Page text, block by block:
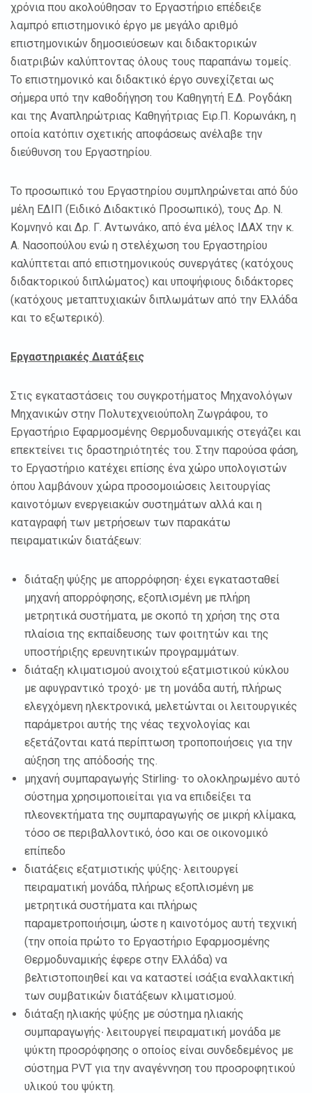
χρόνια που ακολούθησαν το Εργαστήριο επέδειξε
λαμπρό επιστημονικό έργο με μεγάλο αριθμό
επιστημονικών δημοσιεύσεων και διδακτορικών
διατριβών καλύπτοντας όλους τους παραπάνω τομείς.
Το επιστημονικό και διδακτικό έργο συνεχίζεται ως
σήμερα υπό την καθοδήγηση του Καθηγητή Ε.Δ. Ρογδάκη
και της Αναπληρώτριας Καθηγήτριας Ειρ.Π. Κορωνάκη, η
οποία κατόπιν σχετικής αποφάσεως ανέλαβε την
διεύθυνση του Εργαστηρίου.
Το προσωπικό του Εργαστηρίου συμπληρώνεται από δύο
μέλη ΕΔΙΠ (Ειδικό Διδακτικό Προσωπικό), τους Δρ. Ν.
Κομνηνό και Δρ. Γ. Αντωνάκο, από ένα μέλος ΙΔΑΧ την κ.
Α. Νασοπούλου ενώ η στελέχωση του Εργαστηρίου
καλύπτεται από επιστημονικούς συνεργάτες (κατόχους
διδακτορικού διπλώματος) και υποψήφιους διδάκτορες
(κατόχους μεταπτυχιακών διπλωμάτων από την Ελλάδα
και το εξωτερικό).
Εργαστηριακές Διατάξεις
Στις εγκαταστάσεις του συγκροτήματος Μηχανολόγων
Μηχανικών στην Πολυτεχνειούπολη Ζωγράφου, το
Εργαστήριο Εφαρμοσμένης Θερμοδυναμικής στεγάζει και
επεκτείνει τις δραστηριότητές του. Στην παρούσα φάση,
το Εργαστήριο κατέχει επίσης ένα χώρο υπολογιστών
όπου λαμβάνουν χώρα προσομοιώσεις λειτουργίας
καινοτόμων ενεργειακών συστημάτων αλλά και η
καταγραφή των μετρήσεων των παρακάτω
πειραματικών διατάξεων:
διάταξη ψύξης με απορρόφηση∙ έχει εγκατασταθεί
μηχανή απορρόφησης, εξοπλισμένη με πλήρη
μετρητικά συστήματα, με σκοπό τη χρήση της στα
πλαίσια της εκπαίδευσης των φοιτητών και της
υποστήριξης ερευνητικών προγραμμάτων.
διάταξη κλιματισμού ανοιχτού εξατμιστικού κύκλου
με αφυγραντικό τροχό∙ με τη μονάδα αυτή, πλήρως
ελεγχόμενη ηλεκτρονικά, μελετώνται οι λειτουργικές
παράμετροι αυτής της νέας τεχνολογίας και
εξετάζονται κατά περίπτωση τροποποιήσεις για την
αύξηση της απόδοσής της.
μηχανή συμπαραγωγής Stirling∙ το ολοκληρωμένο αυτό
σύστημα χρησιμοποιείται για να επιδείξει τα
πλεονεκτήματα της συμπαραγωγής σε μικρή κλίμακα,
τόσο σε περιβαλλοντικό, όσο και σε οικονομικό
επίπεδο
διατάξεις εξατμιστικής ψύξης∙ λειτουργεί
πειραματική μονάδα, πλήρως εξοπλισμένη με
μετρητικά συστήματα και πλήρως
παραμετροποιήσιμη, ώστε η καινοτόμος αυτή τεχνική
(την οποία πρώτο το Εργαστήριο Εφαρμοσμένης
Θερμοδυναμικής έφερε στην Ελλάδα) να
βελτιστοποιηθεί και να καταστεί ισάξια εναλλακτική
των συμβατικών διατάξεων κλιματισμού.
διάταξη ηλιακής ψύξης με σύστημα ηλιακής
συμπαραγωγής∙ λειτουργεί πειραματική μονάδα με
ψύκτη προσρόφησης ο οποίος είναι συνδεδεμένος με
σύστημα PVT για την αναγέννηση του προσροφητικού
υλικού του ψύκτη.